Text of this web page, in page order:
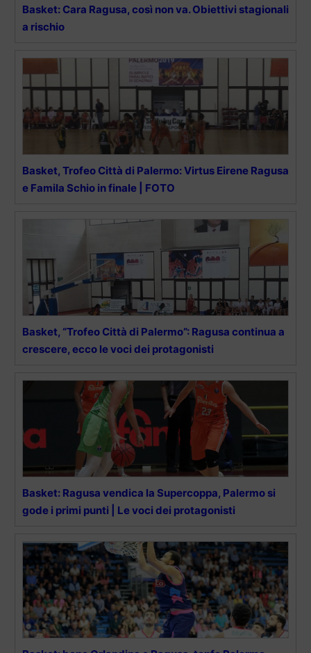
Basket: Cara Ragusa, così non va. Obiettivi stagionali
a rischio
Basket, Trofeo Città di Palermo: Virtus Eirene Ragusa
e Famila Schio in finale | FOTO
Basket, “Trofeo Città di Palermo”: Ragusa continua a
crescere, ecco le voci dei protagonisti
Basket: Ragusa vendica la Supercoppa, Palermo si
gode i primi punti | Le voci dei protagonisti